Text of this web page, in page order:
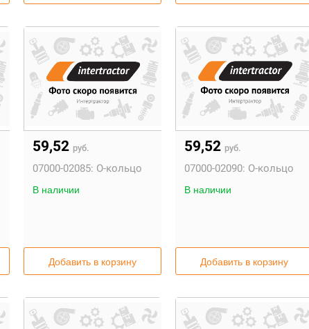
59,52 руб.
07000-02085: О-кольцо
В наличии
Добавить в корзину
59,52 руб.
07000-02090: О-кольцо
В наличии
Добавить в корзину